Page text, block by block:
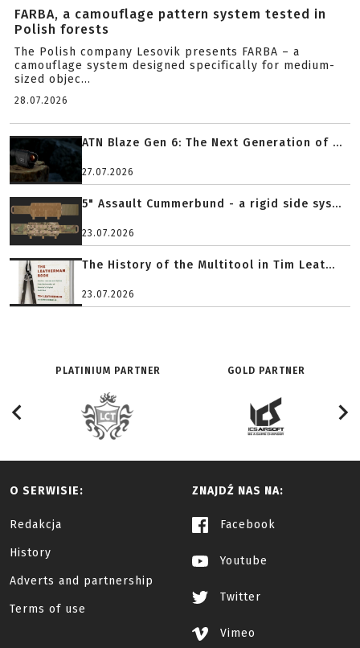
FARBA, a camouflage pattern system tested in
Polish forests
The Polish company Lesovik presents FARBA – a
camouflage system designed specifically for medium-
sized objec...
28.07.2026
ATN Blaze Gen 6: The Next Generation of ...
27.07.2026
5" Assault Cummerbund - a rigid side sys...
23.07.2026
The History of the Multitool in Tim Leat...
23.07.2026
PLATINIUM PARTNER GOLD PARTNER
O SERWISIE:
Redakcja
History
Adverts and partnership
Terms of use
ZNAJDŹ NAS NA:
Facebook
Youtube
Twitter
Vimeo